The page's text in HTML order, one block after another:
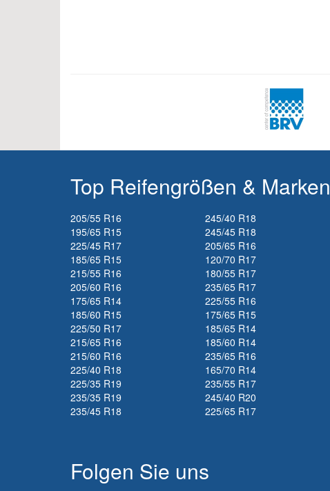
Top Reifengrößen & Marken
205/55 R16
195/65 R15
225/45 R17
185/65 R15
215/55 R16
205/60 R16
175/65 R14
185/60 R15
225/50 R17
215/65 R16
215/60 R16
225/40 R18
225/35 R19
235/35 R19
235/45 R18
245/40 R18
245/45 R18
205/65 R16
120/70 R17
180/55 R17
235/65 R17
225/55 R16
175/65 R15
185/65 R14
185/60 R14
235/65 R16
165/70 R14
235/55 R17
245/40 R20
225/65 R17
Folgen Sie uns